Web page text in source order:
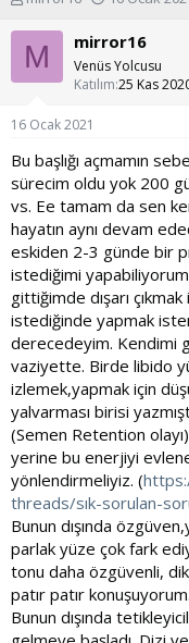
n
u
a
ş
l
a
t
a
n
ş
a
n
ç
t
a
r
i
h
i
M mirror16
Venüs Yolcusu
Katılım 25 Kas
16 Ocak 2021
Bu başlığı açmamın
sürecim oldu yok 200
vs. Ee tamam da sen
hayatın aynı devam
eskiden 2-3 günde bir
istediğimi
gittiğimde dışarı
istediğinde yapmak
derecedeyim. Kendimi
vaziyette. Birde libido
izlemek,yapmak için
yalvarması birisi
(Semen Retention
yerine bu enerjiyi
yönlendirmeliyiz. (
threads/sık-sorulan-
Bunun dışında
parlak yüze çok fark
tonu daha özgüvenli,
patır patır konuşuyorum.
Bunun dışında